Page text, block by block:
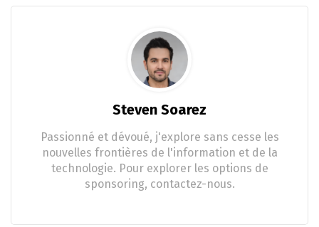
Steven Soarez
Passionné et dévoué, j'explore sans cesse les
nouvelles frontières de l'information et de la
technologie. Pour explorer les options de
sponsoring, contactez-nous.